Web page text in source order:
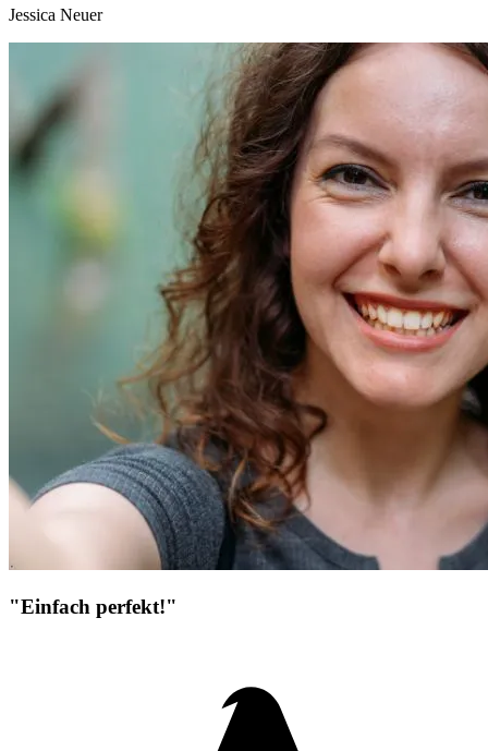
Jessica Neuer
"Einfach perfekt!"